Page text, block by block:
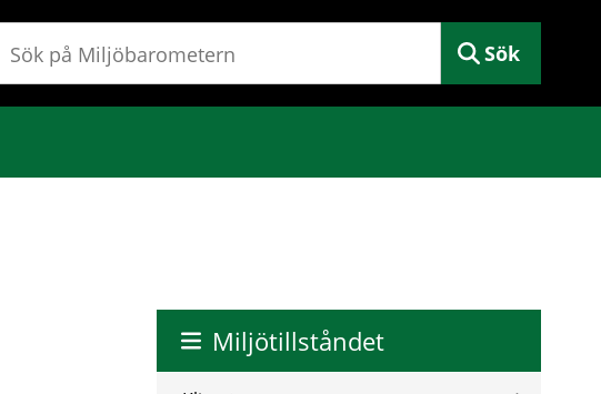
Sök
Miljötillståndet